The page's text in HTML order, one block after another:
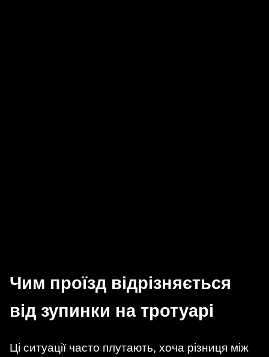
Чим проїзд відрізняється
від зупинки на тротуарі
Ці ситуації часто плутають, хоча різниця між